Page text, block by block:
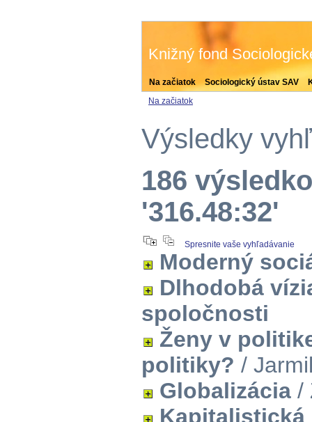
Na začiatok Sociologický ústav SAV
Knižný fond
Na začiatok
Výsledky
186
'316.48:32'
Spresnite vaše vyhľadávanie
Moderný
Dlhodobá
spoločnosti
Ženy v
politiky? /
Globalizácia /
Kapitalistická